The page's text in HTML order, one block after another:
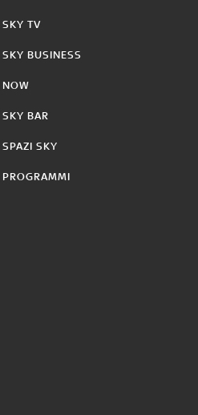
SKY TV
SKY BUSINESS
NOW
SKY BAR
SPAZI SKY
PROGRAMMI